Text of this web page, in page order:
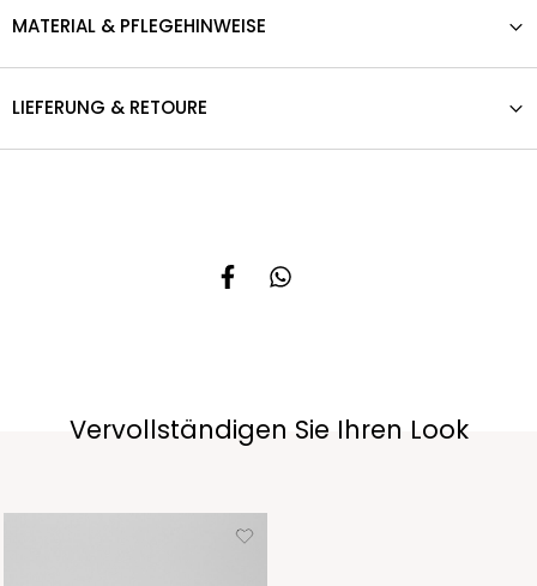
MATERIAL & PFLEGEHINWEISE
LIEFERUNG & RETOURE
Vervollständigen Sie Ihren Look